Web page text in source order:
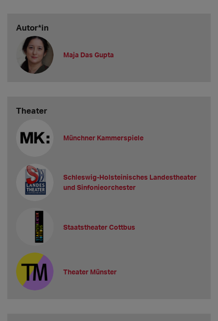
Autor*in
Maja Das Gupta
Theater
Münchner Kammerspiele
Schleswig-Holsteinisches Landestheater
und Sinfonieorchester
Staatstheater Cottbus
Theater Münster